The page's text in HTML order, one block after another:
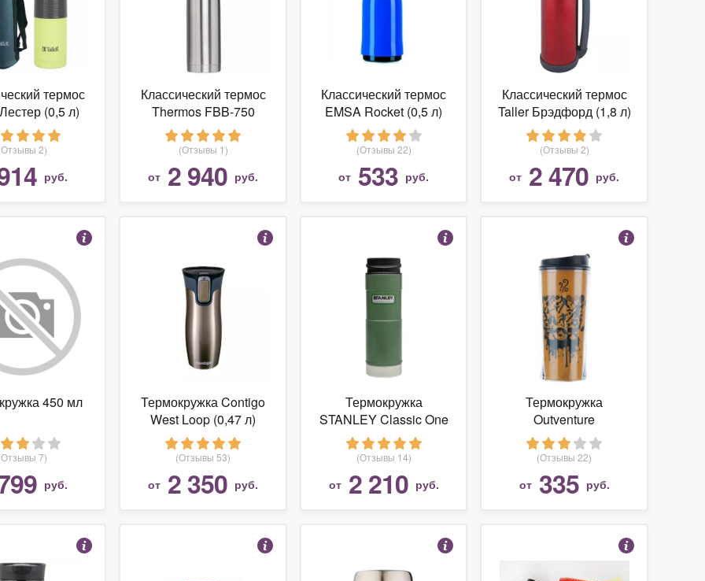
термос
(0,5 л)
2)
руб.
Классический термос
Thermos FBB-750
(0,75 л)
(Отзывы 1)
от 2 940 руб.
Классический термос
EMSA Rocket (0,5 л)
(Отзывы 22)
от 533 руб.
Классический термос
Taller Брэдфорд (1,8 л)
(Отзывы 2)
от 2 470 руб.
450 мл
7)
руб.
Термокружка Contigo
West Loop (0,47 л)
(Отзывы 53)
от 2 350 руб.
Термокружка
STANLEY Classic One
Hand Vacuum Mug
(0,47 л)
(Отзывы 14)
от 2 210 руб.
Термокружка
Outventure
(Отзывы 22)
от 335 руб.